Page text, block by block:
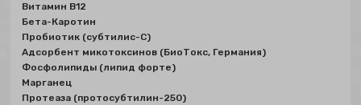
Витамин В12
Бета-Каротин
Пробиотик (субтилис-С)
Адсорбент микотоксинов (БиоТокс, Германия)
Фосфолипиды (липид форте)
Марганец
Протеаза (протосубтилин-250)